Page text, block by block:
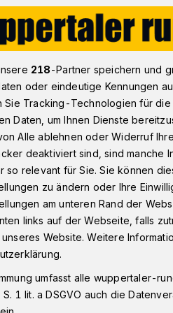
zur Seilbahn.
die
zum Seilbahn-
hat die Verwaltung
technisch
218-Partner speichern und
oder eindeutige Kennungen
Sie Tracking-Technologien für die
Daten, um Ihnen Dienste
Alle ablehnen oder Widerruf
deaktiviert sind, sind manche
so relevant für Sie. Sie können
zu ändern oder Ihre
am unteren Rand der
links auf der Webseite, falls
Website. Weitere
umfasst alle wuppertaler-
1 lit. a DSGVO auch die